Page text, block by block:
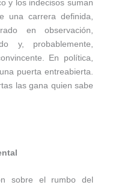
y los indecisos suman
una carrera definida,
en observación,
y, probablemente,
En política,
puerta entreabierta.
las gana quien sabe
sobre el rumbo del